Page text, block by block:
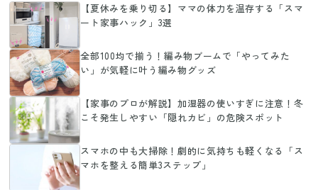
【夏休みを乗り切る】ママの体力を温存する「スマ
ート家事ハック」3選
全部100均で揃う！編み物ブームで「やってみた
い」が気軽に叶う編み物グッズ
【家事のプロが解説】加湿器の使いすぎに注意！冬
こそ発生しやすい「隠れカビ」の危険スポット
スマホの中も大掃除！劇的に気持ちも軽くなる「ス
マホを整える簡単3ステップ」